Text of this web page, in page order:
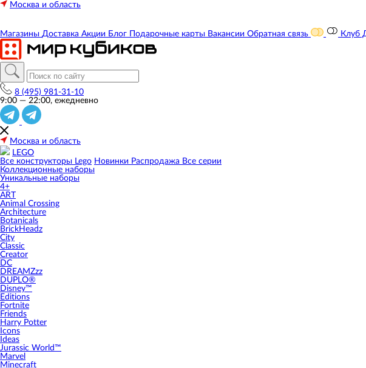
Москва и область
Магазины Доставка Акции Блог Подарочные карты Вакансии Обратная связь Клуб
8 (495) 981-31-10
9:00 — 22:00, ежедневно
Москва и область
LEGO
Все конструкторы Lego Новинки Распродажа Все серии
Коллекционные наборы
Уникальные наборы
4+
ART
Animal Crossing
Architecture
Botanicals
BrickHeadz
City
Classic
Creator
DC
DREAMZzz
DUPLO®
Disney™
Editions
Fortnite
Friends
Harry Potter
Icons
Ideas
Jurassic World™
Marvel
Minecraft